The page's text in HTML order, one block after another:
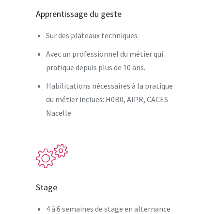
Apprentissage du geste
Sur des plateaux techniques
Avec un professionnel du métier qui
pratique depuis plus de 10 ans.
Habilitations nécessaires à la pratique
du métier inclues: H0B0, AIPR, CACES
Nacelle
Stage
4 à 6 semaines de stage en alternance